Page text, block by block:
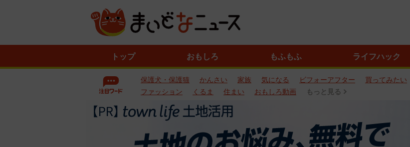
トップ おもしろ もふもふ ライフハック
保護犬・保護猫 かんさい 家族 気になる ビフォーアフター 買ってみたい
ファッション
くるま 住まい おもしろ動画 もっと見る